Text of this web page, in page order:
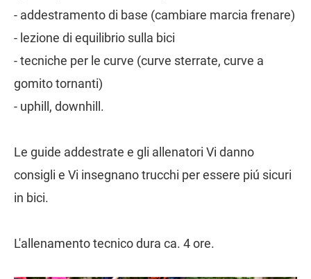
- addestramento di base (cambiare marcia frenare)
- lezione di equilibrio sulla bici
- tecniche per le curve (curve sterrate, curve a
gomito tornanti)
- uphill, downhill.
Le guide addestrate e gli allenatori Vi danno
consigli e Vi insegnano trucchi per essere piú sicuri
in bici.
L'allenamento tecnico dura ca. 4 ore.